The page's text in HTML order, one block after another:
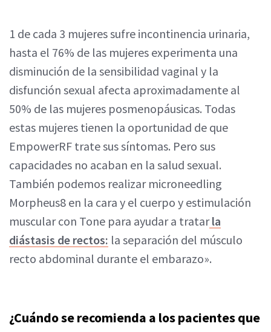
1 de cada 3 mujeres sufre incontinencia urinaria,
hasta el 76% de las mujeres experimenta una
disminución de la sensibilidad vaginal y la
disfunción sexual afecta aproximadamente al
50% de las mujeres posmenopáusicas. Todas
estas mujeres tienen la oportunidad de que
EmpowerRF trate sus síntomas. Pero sus
capacidades no acaban en la salud sexual.
También podemos realizar microneedling
Morpheus8 en la cara y el cuerpo y estimulación
muscular con Tone para ayudar a tratarla
diástasis de rectos: la separación del músculo
recto abdominal durante el embarazo».
¿Cuándo se recomienda a los pacientes que